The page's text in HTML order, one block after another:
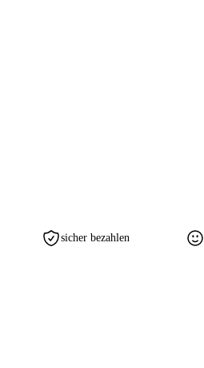
sicher bezahlen